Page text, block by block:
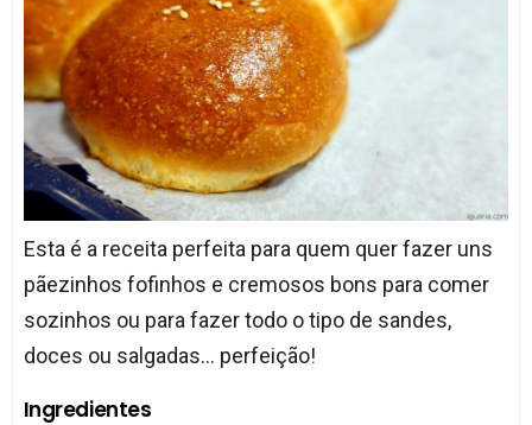
Esta é a receita perfeita para quem quer fazer uns
pãezinhos fofinhos e cremosos bons para comer
sozinhos ou para fazer todo o tipo de sandes,
doces ou salgadas... perfeição!
Ingredientes